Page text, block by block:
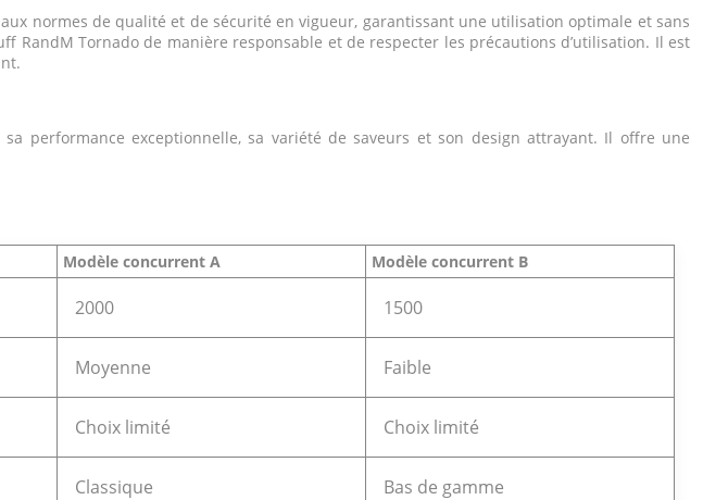
normes de qualité et de sécurité en vigueur, garantissant une utilisation optimale et sans
Tornado de manière responsable et de respecter les précautions d’utilisation. Il est
performance exceptionnelle, sa variété de saveurs et son design attrayant. Il offre une
Modèle concurrent A Modèle concurrent B
2000 1500
Moyenne Faible
Choix limité Choix limité
Classique Bas de gamme